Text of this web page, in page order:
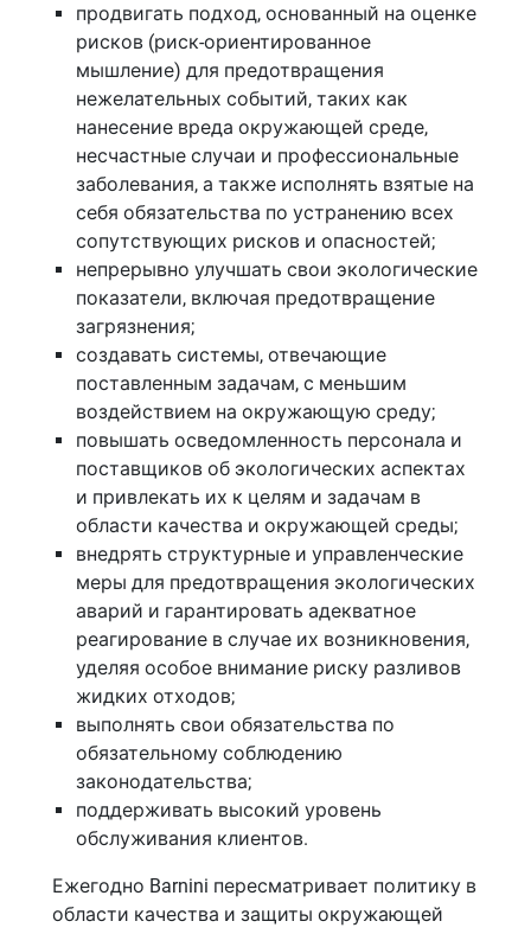
продвигать подход, основанный на оценке
рисков (риск-ориентированное
мышление) для предотвращения
нежелательных событий, таких как
нанесение вреда окружающей среде,
несчастные случаи и профессиональные
заболевания, а также исполнять взятые на
себя обязательства по устранению всех
сопутствующих рисков и опасностей;
непрерывно улучшать свои экологические
показатели, включая предотвращение
загрязнения;
создавать системы, отвечающие
поставленным задачам, с меньшим
воздействием на окружающую среду;
повышать осведомленность персонала и
поставщиков об экологических аспектах
и привлекать их к целям и задачам в
области качества и окружающей среды;
внедрять структурные и управленческие
меры для предотвращения экологических
аварий и гарантировать адекватное
реагирование в случае их возникновения,
уделяя особое внимание риску разливов
жидких отходов;
выполнять свои обязательства по
обязательному соблюдению
законодательства;
поддерживать высокий уровень
обслуживания клиентов.
Ежегодно Barnini пересматривает политику в
области качества и защиты окружающей